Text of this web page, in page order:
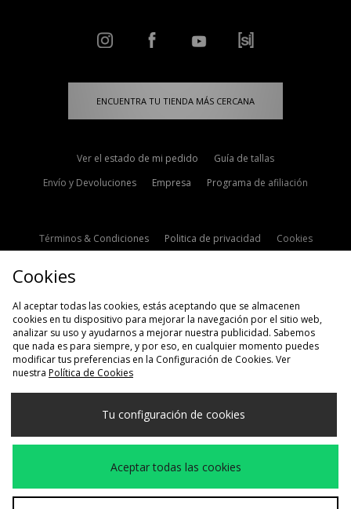
ENCUENTRA TU TIENDA MÁS CERCANA
Ver el estado de mi pedido
Guía de tallas
Envío y Devoluciones
Empresa Programa de afiliación
Términos & Condiciones Politica de privacidad
Cookies
Selecciona País
España
Aceptamos las siguientes formas de pago
Cookies
Al aceptar todas las cookies, estás aceptando que se almacenen
cookies en tu dispositivo para mejorar la navegación por el sitio web,
analizar su uso y ayudarnos a mejorar nuestra publicidad. Sabemos
que nada es para siempre, y por eso, en cualquier momento puedes
modificar tus preferencias en la Configuración de Cookies. Ver
nuestra Política de Cookies
Tu configuración de cookies
Aceptar todas las cookies